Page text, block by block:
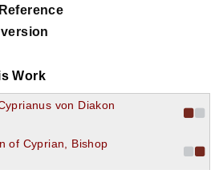
Work
von Diakon
of Cyprian, Bishop